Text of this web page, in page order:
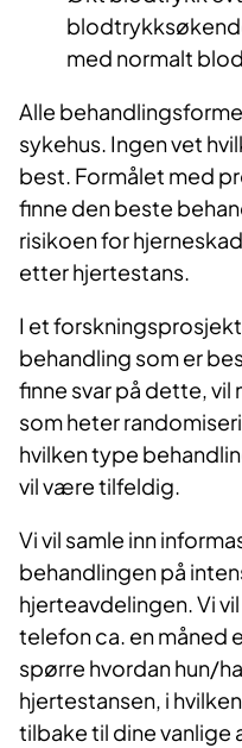
med normalt
Alle
sykehus. Ingen vet
best. Formålet med
finne den beste
risikoen for
etter hjertestans.
I et
behandling som er
finne svar på dette, vil
som heter
hvilken type
vil være tilfeldig.
Vi vil samle inn
behandlingen på
hjerteavdelingen. Vi
telefon ca. en måned
spørre hvordan hun/
hjertestansen, i
tilbake til dine vanlige